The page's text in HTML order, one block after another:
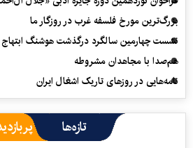
بزرگ‌ترین مورخ فلسفه غرب در روزگار ما
نشست چهارمین سالگرد درگذشت هوشنگ ابتهاج
هم‌صدا با مجاهدان مشروطه
نامه‌هایی در روزهای تاریک اشغال ایران
تازه‌ها